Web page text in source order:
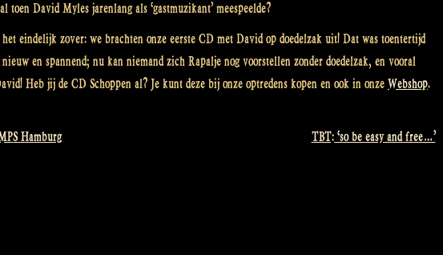
toen David Myles jarenlang als ‘gastmuzikant’ meespeelde?
eindelijk zover: we brachten onze eerste CD met David op doedelzak uit! Dat was toentertijd
en spannend; nu kan niemand zich Rapalje nog voorstellen zonder doedelzak, en vooral
Heb jij de CD Schoppen al? Je kunt deze bij onze optredens kopen en ook in onze Webshop.
Hamburg TBT: ‘so be easy and free…’